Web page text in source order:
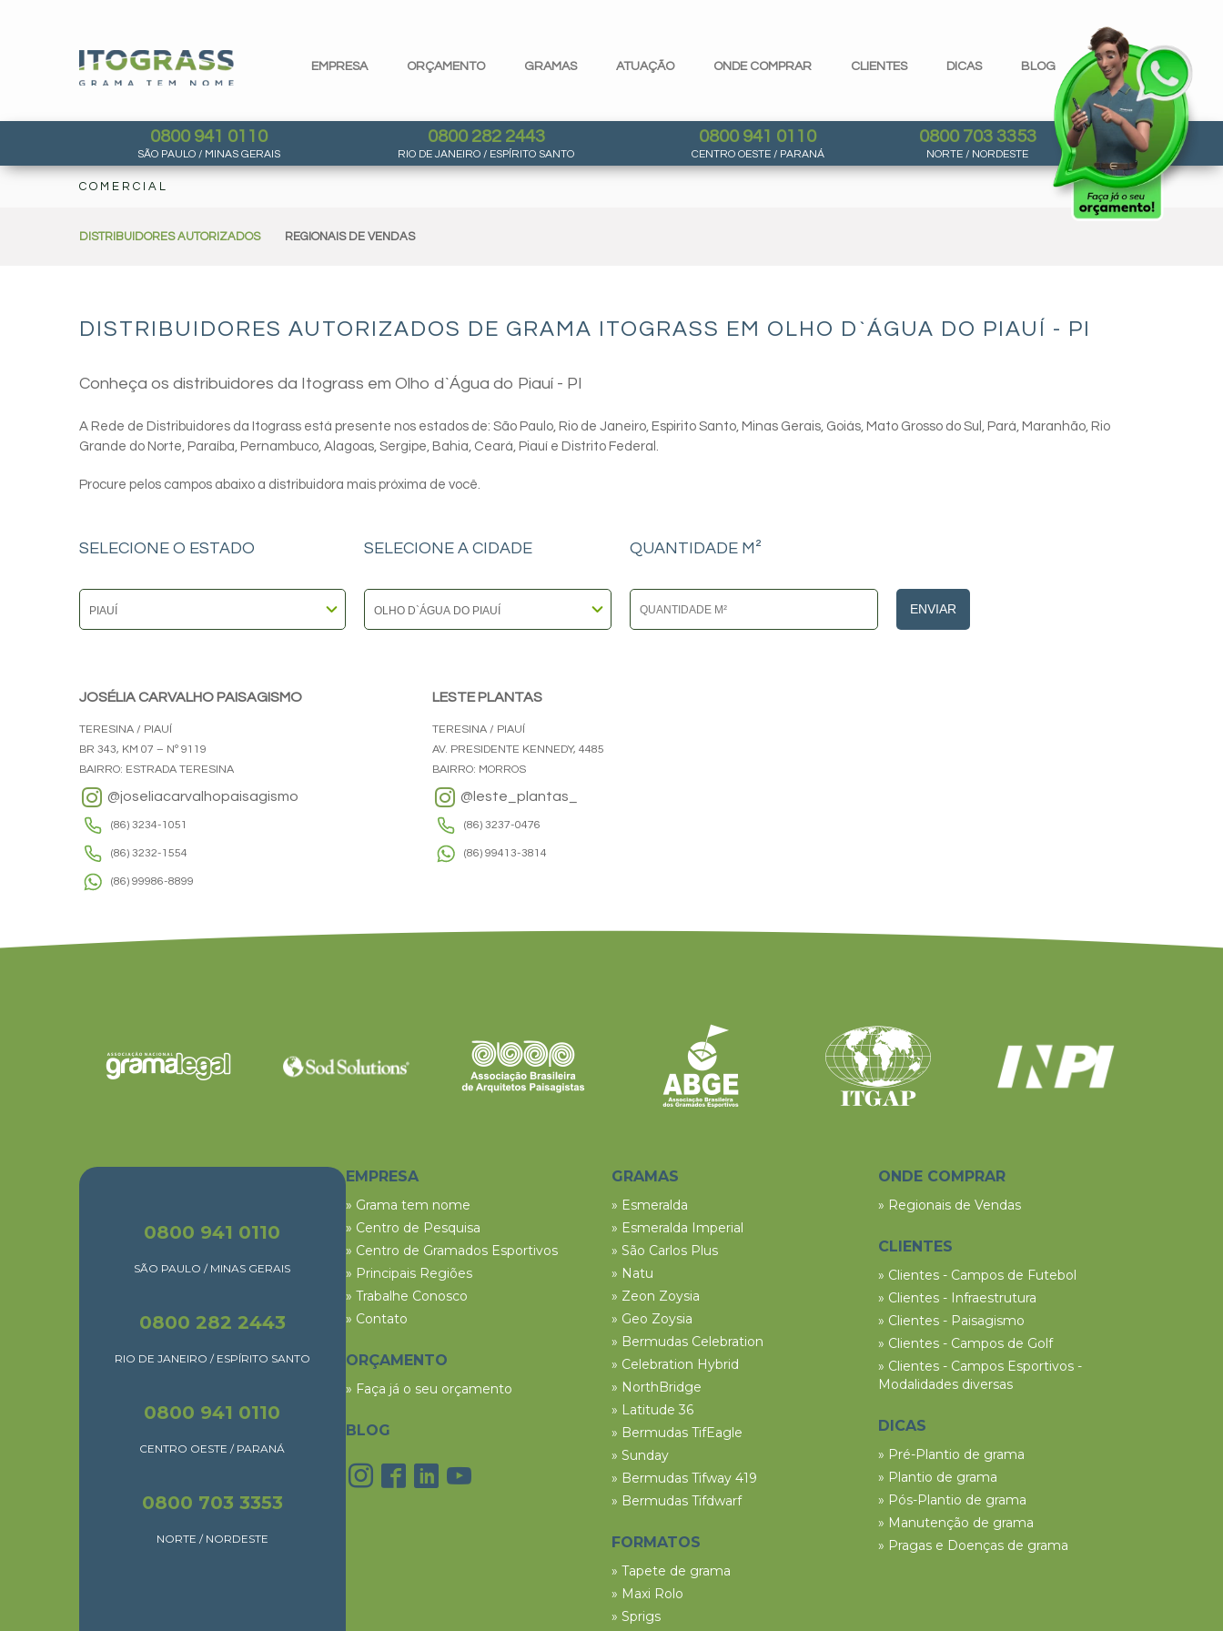
EMPRESA ORÇAMENTO GRAMAS ATUAÇÃO ONDE COMPRAR CLIENTES DICAS BLOG
0800 941 0110
SÃO PAULO / MINAS GERAIS
0800 282 2443
RIO DE JANEIRO / ESPÍRITO SANTO
0800 941 0110
CENTRO OESTE / PARANÁ
0800 703 3353
NORTE / NORDESTE
COMERCIAL
DISTRIBUIDORES AUTORIZADOS REGIONAIS DE VENDAS
DISTRIBUIDORES AUTORIZADOS DE GRAMA ITOGRASS EM OLHO D`ÁGUA DO PIAUÍ - PI
Conheça os distribuidores da Itograss em Olho d`Água do Piauí - PI
A Rede de Distribuidores da Itograss está presente nos estados de: São Paulo, Rio de Janeiro, Espirito Santo, Minas Gerais, Goiás, Mato Grosso do Sul, Pará, Maranhão, Rio
Grande do Norte, Paraíba, Pernambuco, Alagoas, Sergipe, Bahia, Ceará, Piauí e Distrito Federal.
Procure pelos campos abaixo a distribuidora mais próxima de você.
SELECIONE O ESTADO SELECIONE A CIDADE QUANTIDADE M²
ENVIAR
JOSÉLIA CARVALHO PAISAGISMO
TERESINA / PIAUÍ
BR 343, KM 07 – Nº 9119
BAIRRO: ESTRADA TERESINA
@joseliacarvalhopaisagismo
(86) 3234-1051
(86) 3232-1554
(86) 99986-8899
LESTE PLANTAS
TERESINA / PIAUÍ
AV. PRESIDENTE KENNEDY, 4485
BAIRRO: MORROS
@leste_plantas_
(86) 3237-0476
(86) 99413-3814
0800 941 0110
SÃO PAULO / MINAS GERAIS
0800 282 2443
RIO DE JANEIRO / ESPÍRITO SANTO
0800 941 0110
CENTRO OESTE / PARANÁ
0800 703 3353
NORTE / NORDESTE
EMPRESA
» Grama tem nome
» Centro de Pesquisa
» Centro de Gramados Esportivos
» Principais Regiões
» Trabalhe Conosco
» Contato
ORÇAMENTO
» Faça já o seu orçamento
BLOG
GRAMAS
» Esmeralda
» Esmeralda Imperial
» São Carlos Plus
» Natu
» Zeon Zoysia
» Geo Zoysia
» Bermudas Celebration
» Celebration Hybrid
» NorthBridge
» Latitude 36
» Bermudas TifEagle
» Sunday
» Bermudas Tifway 419
» Bermudas Tifdwarf
FORMATOS
» Tapete de grama
» Maxi Rolo
» Sprigs
ONDE COMPRAR
» Regionais de Vendas
CLIENTES
» Clientes - Campos de Futebol
» Clientes - Infraestrutura
» Clientes - Paisagismo
» Clientes - Campos de Golf
» Clientes - Campos Esportivos -
Modalidades diversas
DICAS
» Pré-Plantio de grama
» Plantio de grama
» Pós-Plantio de grama
» Manutenção de grama
» Pragas e Doenças de grama